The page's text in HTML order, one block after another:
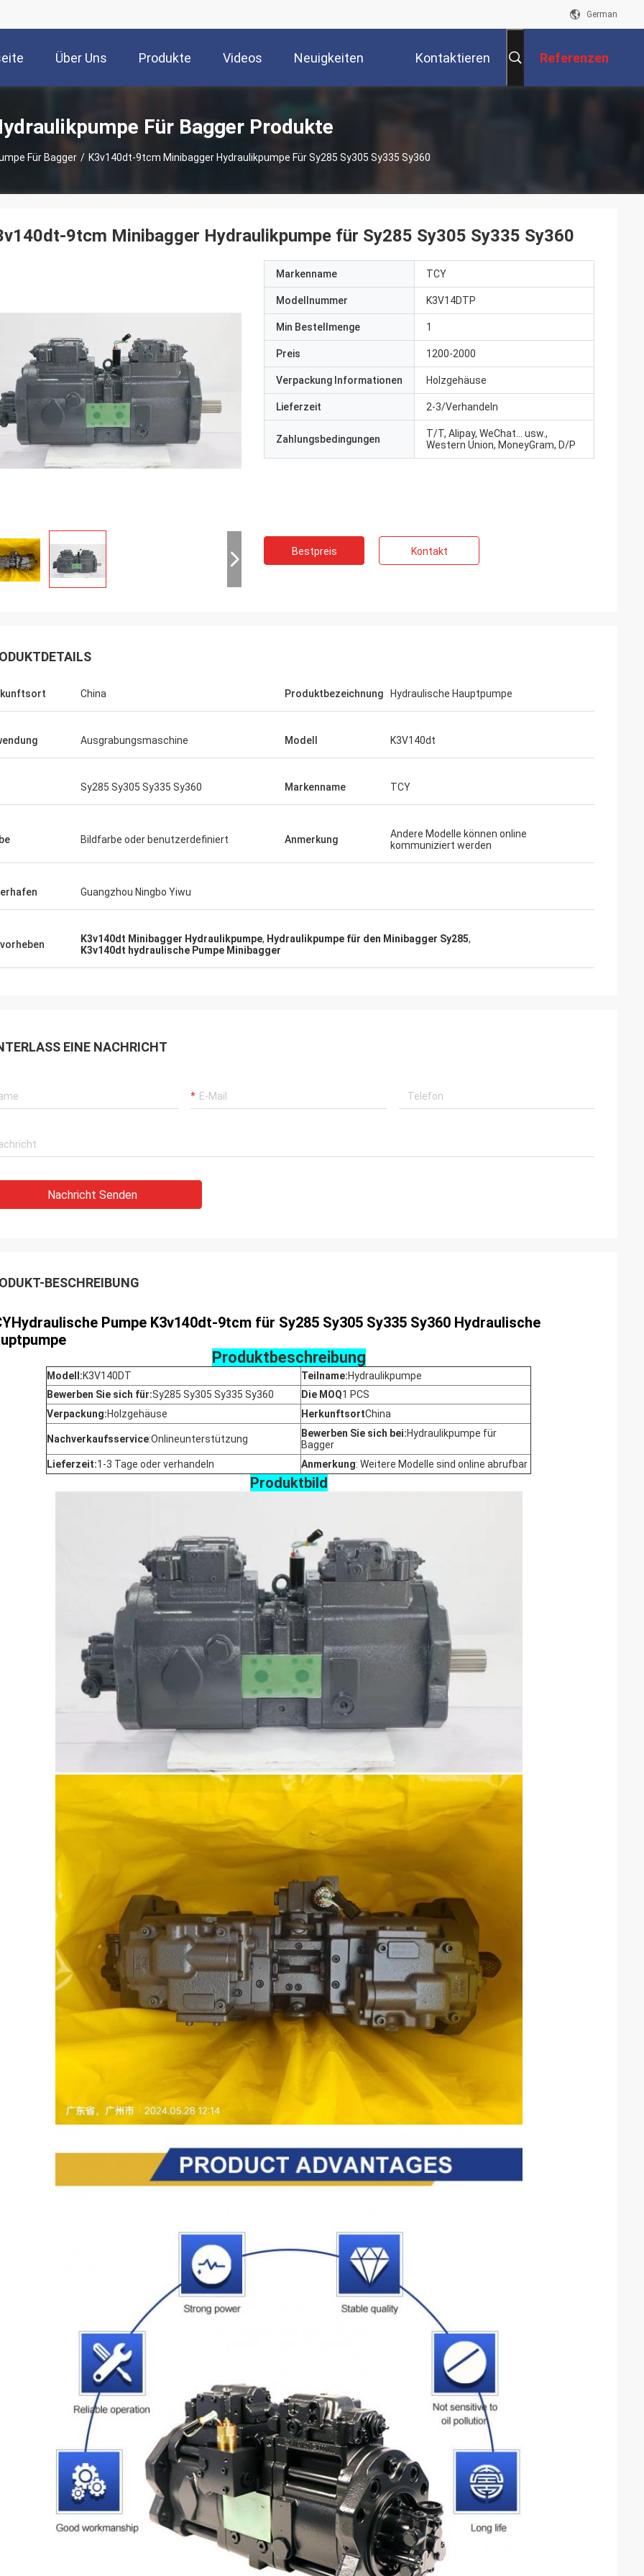
German
Über Uns Produkte Videos Neuigkeiten Kontaktieren Referenzen
Für Bagger Produkte
Für Bagger / K3v140dt-9tcm Minibagger Hydraulikpumpe Für Sy285 Sy305 Sy335 Sy360
9tcm Minibagger Hydraulikpumpe für Sy285 Sy305 Sy335 Sy360
Markenname TCY
Modellnummer K3V14DTP
Min Bestellmenge 1
Preis 1200-2000
Verpackung Informationen Holzgehäuse
Lieferzeit 2-3/Verhandeln
Zahlungsbedingungen
T/T, Alipay, WeChat... usw.,
Western Union, MoneyGram, D/P
Bestpreis Kontakt
China Produktbezeichnung Hydraulische Hauptpumpe
Ausgrabungsmaschine Modell K3V140dt
Sy285 Sy305 Sy335 Sy360 Markenname TCY
Bildfarbe oder benutzerdefiniert Anmerkung
Andere Modelle können online
kommuniziert werden
Guangzhou Ningbo Yiwu
K3v140dt Minibagger Hydraulikpumpe, Hydraulikpumpe für den Minibagger Sy285,
K3v140dt hydraulische Pumpe Minibagger
EINE NACHRICHT
Nachricht Senden
BESCHREIBUNG
Hydraulische Pumpe K3v140dt-9tcm für Sy285 Sy305 Sy335 Sy360 Hydraulische
Produktbeschreibung
Modell:K3V140DT Teilname:Hydraulikpumpe
Bewerben Sie sich für:Sy285 Sy305 Sy335 Sy360 Die MOQ1 PCS
Verpackung:Holzgehäuse HerkunftsortChina
Nachverkaufsservice:Onlineunterstützung Bewerben Sie sich bei:Hydraulikpumpe für
Bagger
Lieferzeit:1-3 Tage oder verhandeln Anmerkung: Weitere Modelle sind online abrufbar
Produktbild